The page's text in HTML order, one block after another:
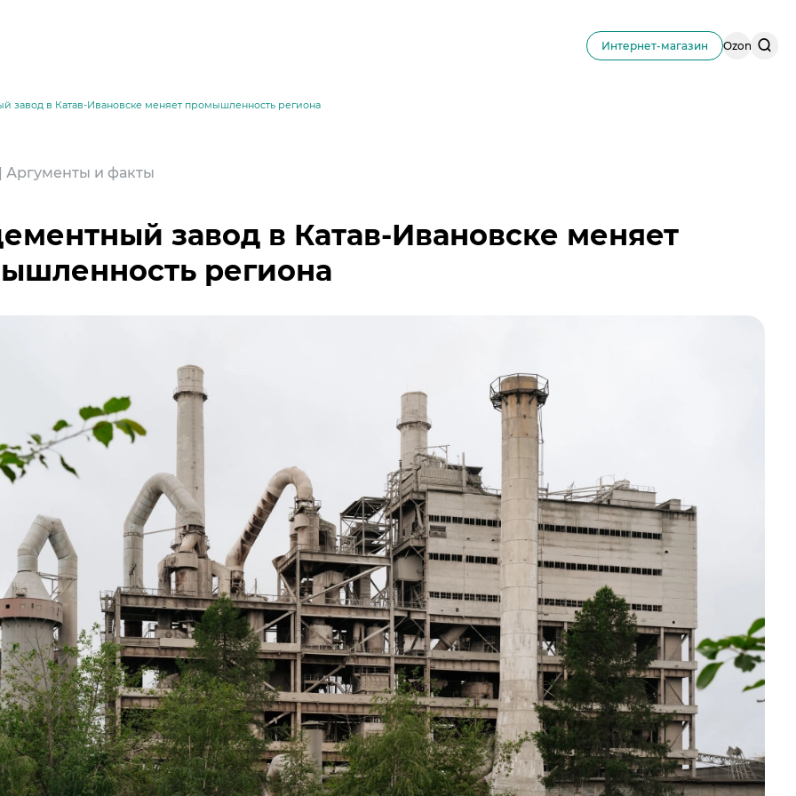
Интернет-магазин Ozon
завод в Катав-Ивановске меняет промышленность региона
Аргументы и факты
завод в Катав-Ивановске меняет
региона